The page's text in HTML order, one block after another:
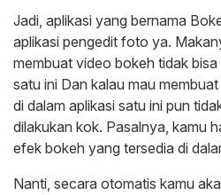
Jadi, aplikasi yang bernama
aplikasi pengedit foto ya.
membuat video bokeh tidak
satu ini Dan kalau mau
di dalam aplikasi satu ini pun
dilakukan kok. Pasalnya, kamu
efek bokeh yang tersedia di
Nanti, secara otomatis kamu